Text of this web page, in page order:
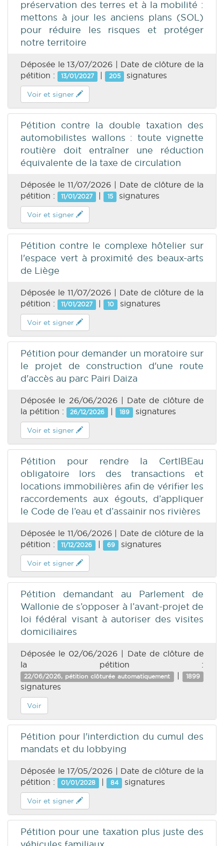
préservation des terres et à la mobilité :
mettons à jour les anciens plans (SOL)
pour réduire les risques et protéger
notre territoire
Déposée le 13/07/2026 | Date de clôture de la
pétition :
13/01/2027 | 205 signatures
Voir et signer
Pétition contre la double taxation des
automobilistes wallons : toute vignette
routière doit entraîner une réduction
équivalente de la taxe de circulation
Déposée le 11/07/2026 | Date de clôture de la
pétition :
11/01/2027 | 15 signatures
Voir et signer
Pétition contre le complexe hôtelier sur
l'espace vert à proximité des beaux-arts
de Liège
Déposée le 11/07/2026 | Date de clôture de la
pétition :
11/01/2027 | 10 signatures
Voir et signer
Pétition pour demander un moratoire sur
le projet de construction d'une route
d'accès au parc Pairi Daiza
Déposée le 26/06/2026 | Date de clôture de
la pétition :
26/12/2026 | 189 signatures
Voir et signer
Pétition pour rendre la CertIBEau
obligatoire lors des transactions et
locations immobilières afin de vérifier les
raccordements aux égouts, d’appliquer
le Code de l’eau et d’assainir nos rivières
Déposée le 11/06/2026 | Date de clôture de la
pétition :
11/12/2026 | 69 signatures
Voir et signer
Pétition demandant au Parlement de
Wallonie de s’opposer à l’avant-projet de
loi fédéral visant à autoriser des visites
domiciliaires
Déposée le 02/06/2026 | Date de clôture de
la pétition :
22/06/2026, pétition clôturée automatiquement | 1899
signatures
Voir
Pétition pour l'interdiction du cumul des
mandats et du lobbying
Déposée le 17/05/2026 | Date de clôture de la
pétition :
01/01/2028 | 84 signatures
Voir et signer
Pétition pour une taxation plus juste des